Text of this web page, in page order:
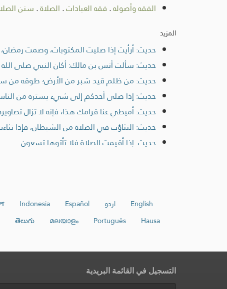
الفقه وأصوله. فقه العبادات. الصلاة. سنن
المزيد
حديث: أرأيت إذا صليت المكتوبات، وصمت رمضان،
حديث: سألت أنس بن مالك: أكان النبي صلى
حديث: من ظلم قيد شبر من الأرض؛ طوقه من
حديث: إذا صلى أحدكم إلى شيء يستره من الناس،
حديث: أميطي عنا قرامك هذا، فإنه لا تزال
حديث: التثاؤب في الصلاة من الشيطان، فإذا
حديث: إذا أقيمت الصلاة فلا تأتوها تسعون
English اردو Español
Indonesia
Hausa
Português
മലയാളം
తెలుగు
التسجيل في القائمة البريدية